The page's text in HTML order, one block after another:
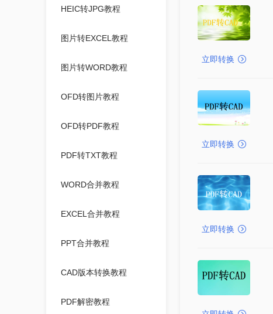
HEIC转JPG教程
图片转EXCEL教程
图片转WORD教程
OFD转图片教程
OFD转PDF教程
PDF转TXT教程
WORD合并教程
EXCEL合并教程
PPT合并教程
CAD版本转换教程
PDF解密教程
立即转换
立即转换
立即转换